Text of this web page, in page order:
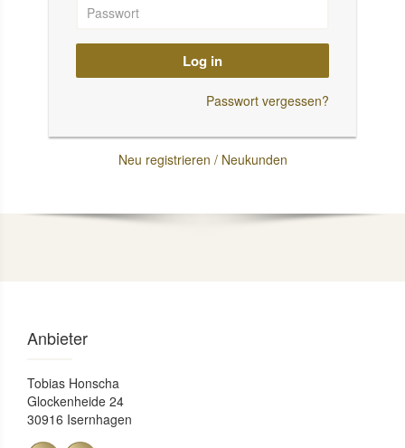
Log in
Passwort vergessen?
Neu registrieren / Neukunden
Anbieter
Tobias Honscha
Glockenheide 24
30916 Isernhagen